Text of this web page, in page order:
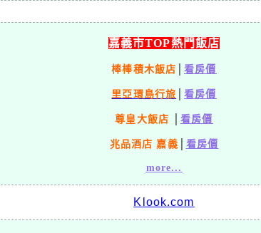
嘉義市TOP熱門飯店
棒棒積木飯店 │看房價
里亞環島行旅 │看房價
尊皇大飯店 │看房價
兆品酒店 嘉義 看房價
more...
Klook.com